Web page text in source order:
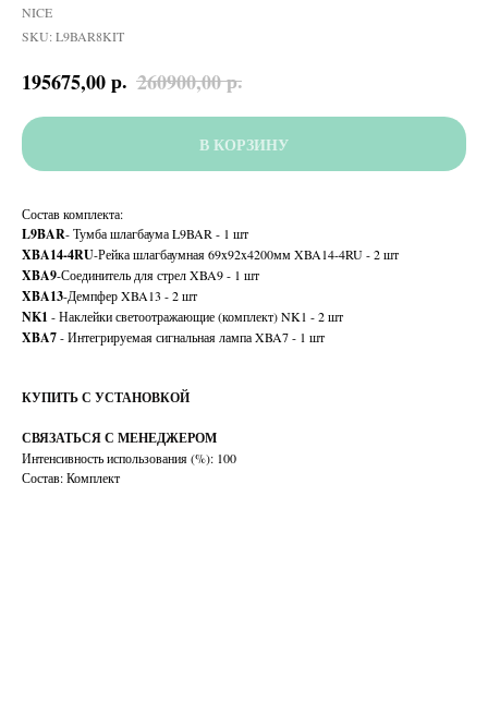
NICE
SKU: L9BAR8KIT
195675,00р. 260900,00р.
В КОРЗИНУ
Состав комплекта:
L9BAR- Тумба шлагбаума L9BAR - 1 шт
XBA14-4RU-Рейка шлагбаумная 69x92x4200мм XBA14-4RU - 2 шт
XBA9-Соединитель для стрел XBA9 - 1 шт
XBA13-Демпфер XBA13 - 2 шт
NK1 - Наклейки светоотражающие (комплект) NK1 - 2 шт
XBA7- Интегрируемая сигнальная лампа XBA7 - 1 шт
КУПИТЬ С УСТАНОВКОЙ
СВЯЗАТЬСЯ С МЕНЕДЖЕРОМ
Интенсивность использования (%): 100
Состав: Комплект